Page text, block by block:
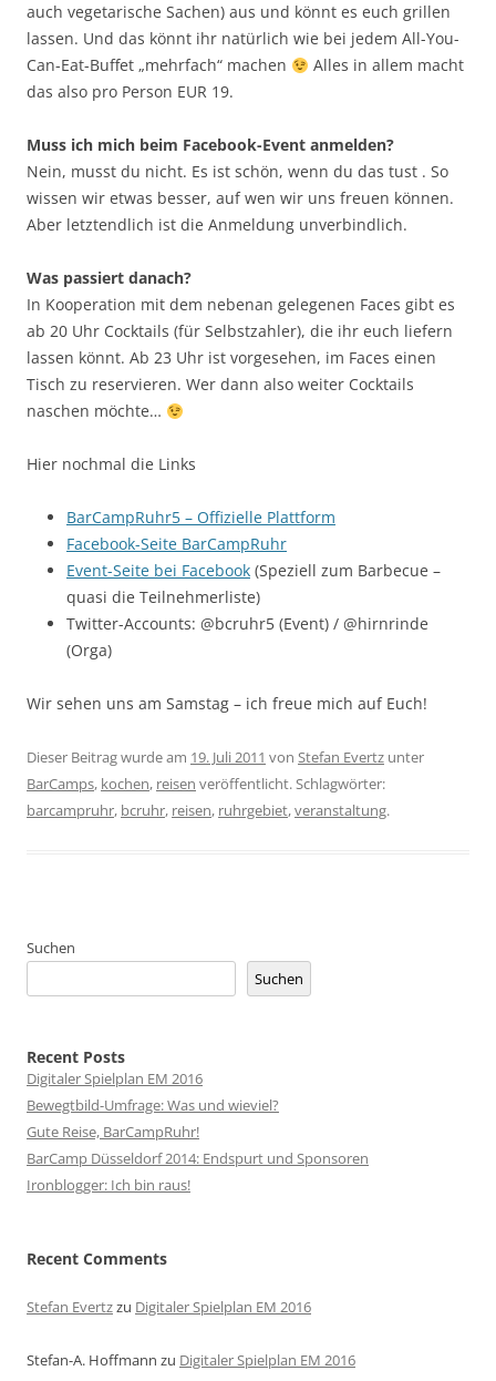
auch vegetarische Sachen) aus und könnt es euch grillen
lassen. Und das könnt ihr natürlich wie bei jedem All-You-
Can-Eat-Buffet „mehrfach“ machen
Alles in allem macht
das also pro Person EUR 19.
Muss ich mich beim Facebook-Event anmelden?
Nein, musst du nicht. Es ist schön, wenn du das tust . So
wissen wir etwas besser, auf wen wir uns freuen können.
Aber letztendlich ist die Anmeldung unverbindlich.
Was passiert danach?
In Kooperation mit dem nebenan gelegenen Faces gibt es
ab 20 Uhr Cocktails (für Selbstzahler), die ihr euch liefern
lassen könnt. Ab 23 Uhr ist vorgesehen, im Faces einen
Tisch zu reservieren. Wer dann also weiter Cocktails
naschen möchte…
Hier nochmal die Links
BarCampRuhr5 – Offizielle Plattform
Facebook-Seite BarCampRuhr
Event-Seite bei Facebook (Speziell zum Barbecue –
quasi die Teilnehmerliste)
Twitter-Accounts: @bcruhr5 (Event) / @hirnrinde
(Orga)
Wir sehen uns am Samstag – ich freue mich auf Euch!
Dieser Beitrag wurde am 19. Juli 2011 von Stefan Evertz unter
BarCamps, kochen, reisen veröffentlicht. Schlagwörter:
barcampruhr, bcruhr, reisen, ruhrgebiet,veranstaltung.
Suchen
Suchen
Recent Posts
Digitaler Spielplan EM 2016
Bewegtbild-Umfrage: Was und wieviel?
Gute Reise, BarCampRuhr!
BarCamp Düsseldorf 2014: Endspurt und Sponsoren
Ironblogger: Ich bin raus!
Recent Comments
Stefan Evertzzu Digitaler Spielplan EM 2016
Stefan-A. Hoffmann zu Digitaler Spielplan EM 2016